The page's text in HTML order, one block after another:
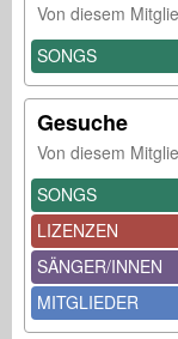
Von diesem
SONGS
Gesuche
Von diesem
SONGS
LIZENZEN
SÄNGER/INNEN
MITGLIEDER